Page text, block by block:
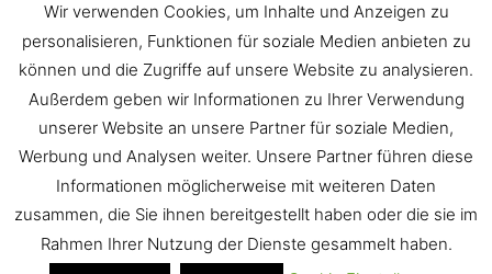
Wir verwenden Cookies, um Inhalte und Anzeigen zu
personalisieren, Funktionen für soziale Medien anbieten zu
können und die Zugriffe auf unsere Website zu analysieren.
Außerdem geben wir Informationen zu Ihrer Verwendung
unserer Website an unsere Partner für soziale Medien,
Werbung und Analysen weiter. Unsere Partner führen diese
Informationen möglicherweise mit weiteren Daten
zusammen, die Sie ihnen bereitgestellt haben oder die sie im
Rahmen Ihrer Nutzung der Dienste gesammelt haben.